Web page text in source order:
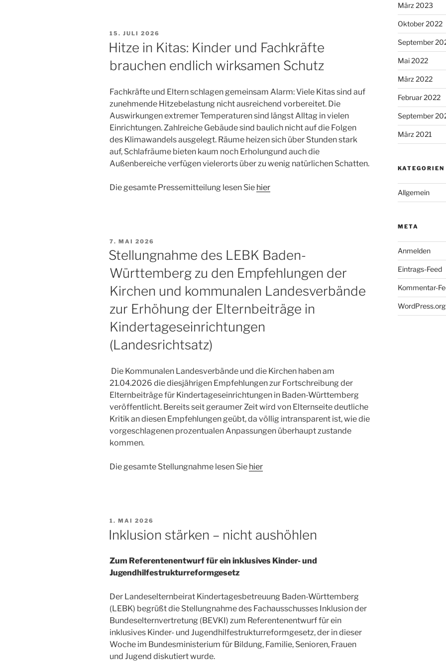
VERÖFFENTLICHT
AM
15. JULI 2026
Hitze in Kitas: Kinder und Fachkräfte
brauchen endlich wirksamen Schutz
Fachkräfte und Eltern schlagen gemeinsam Alarm: Viele Kitas sind auf
zunehmende Hitzebelastung nicht ausreichend vorbereitet. Die
Auswirkungen extremer Temperaturen sind längst Alltag in vielen
Einrichtungen. Zahlreiche Gebäude sind baulich nicht auf die Folgen
des Klimawandels ausgelegt. Räume heizen sich über Stunden stark
auf, Schlafräume bieten kaum noch Erholungund auch die
Außenbereiche verfügen vielerorts über zu wenig natürlichen Schatten.
Die gesamte Pressemitteilung lesen Sie hier
VERÖFFENTLICHT
AM
7. MAI 2026
Stellungnahme des LEBK Baden-
Württemberg zu den Empfehlungen der
Kirchen und kommunalen Landesverbände
zur Erhöhung der Elternbeiträge in
Kindertageseinrichtungen
(Landesrichtsatz)
Die Kommunalen Landesverbände und die Kirchen haben am
21.04.2026 die diesjährigen Empfehlungen zur Fortschreibung der
Elternbeiträge für Kindertageseinrichtungen in Baden-Württemberg
veröffentlicht. Bereits seit geraumer Zeit wird von Elternseite deutliche
Kritik an diesen Empfehlungen geübt, da völlig intransparent ist, wie die
vorgeschlagenen prozentualen Anpassungen überhaupt zustande
kommen.
Die gesamte Stellungnahme lesen Sie hier
VERÖFFENTLICHT
1. MAI 2026
Inklusion stärken – nicht aushöhlen
Zum Referentenentwurf für ein inklusives Kinder- und
Jugendhilfestrukturreformgesetz
Der Landeselternbeirat Kindertagesbetreuung Baden-Württemberg
(LEBK) begrüßt die Stellungnahme des Fachausschusses Inklusion der
Bundeselternvertretung (BEVKI) zum Referentenentwurf für ein
inklusives Kinder- und Jugendhilfestrukturreformgesetz, der in dieser
Woche im Bundesministerium für Bildung, Familie, Senioren, Frauen
und Jugend diskutiert wurde.
März 2023
Oktober 2022
September
Mai 2022
März 2022
Februar 2022
September
März 2021
KATEGORIEN
Allgemein
META
Anmelden
Eintrags-Feed
Kommentar-
WordPress.org